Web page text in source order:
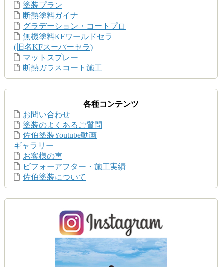
塗装プラン
断熱塗料ガイナ
グラデーション・コートプロ
無機塗料KFワールドセラ
(旧名KFスーパーセラ)
マットスプレー
断熱ガラスコート施工
各種コンテンツ
お問い合わせ
塗装のよくあるご質問
佐伯塗装Youtube動画
ギャラリー
お客様の声
ビフォーアフター・施工実績
佐伯塗装について